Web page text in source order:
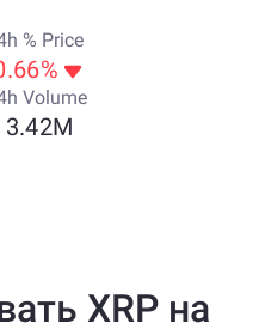
% Price
Volume
3.42M
XRP на